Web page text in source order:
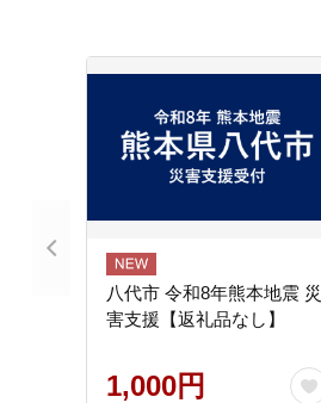
八代市 令和8年熊本地震 災
害支援【返礼品なし】
1,000円